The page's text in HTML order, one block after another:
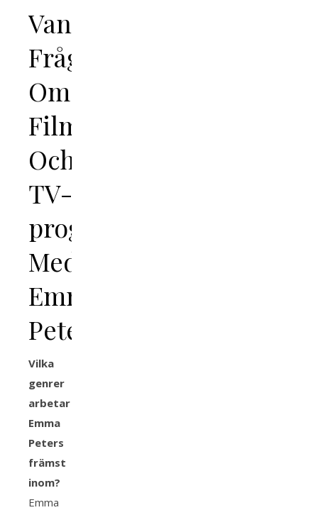
Vanliga
Frågor
Om
Filmer
Och
TV-
program
Med
Emma
Peters
Vilka
genrer
arbetar
Emma
Peters
främst
inom?
Emma